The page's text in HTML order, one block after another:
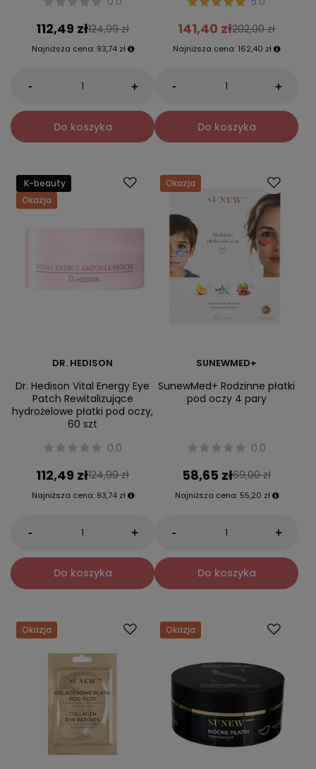
112,49 zł124,99 zł
Najniższa cena: 93,74 zł
- +
Do koszyka
141,40 zł202,00 zł
Najniższa cena: 162,40 zł
- +
Do koszyka
K-beauty
Okazja
DR. HEDISON
Dr. Hedison Vital Energy Eye
Patch Rewitalizujące
hydrożelowe płatki pod oczy,
60 szt
0.0
112,49 zł124,99 zł
Najniższa cena: 93,74 zł
- +
Do koszyka
Okazja
SUNEWMED+
SunewMed+ Rodzinne płatki
pod oczy 4 pary
0.0
58,65 zł69,00 zł
Najniższa cena: 55,20 zł
- +
Do koszyka
Okazja Okazja